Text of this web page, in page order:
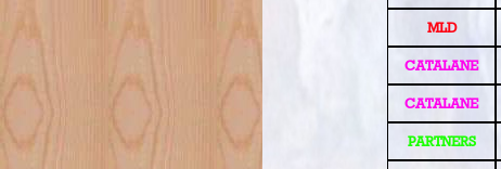
MLD
CATALANE
CATALANE
PARTNERS